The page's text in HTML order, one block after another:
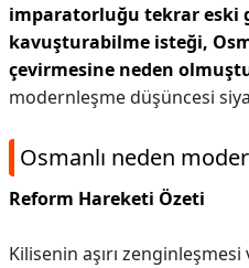
imparatorluğu tekrar eski
kavuşturabilme isteği,
çevirmesine neden
modernleşme düşüncesi
Osmanlı neden
Reform Hareketi Özeti
Kilisenin aşırı